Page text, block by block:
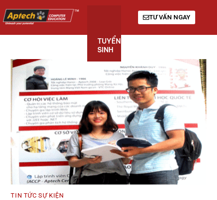
TUYỂN
SINH
TƯ VẤN NGAY
TIN TỨC SỰ KIỆN